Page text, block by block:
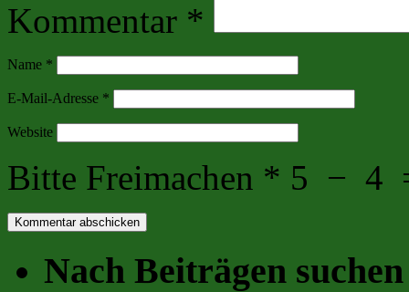
Kommentar *
Name *
E-Mail-Adresse *
Website
Bitte Freimachen * 5 − 4
Nach Beiträgen suchen